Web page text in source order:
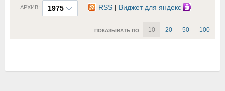
1975
АРХИВ: RSS | Виджет для яндекс
ПОКАЗЫВАТЬ ПО: 10 20 50 100